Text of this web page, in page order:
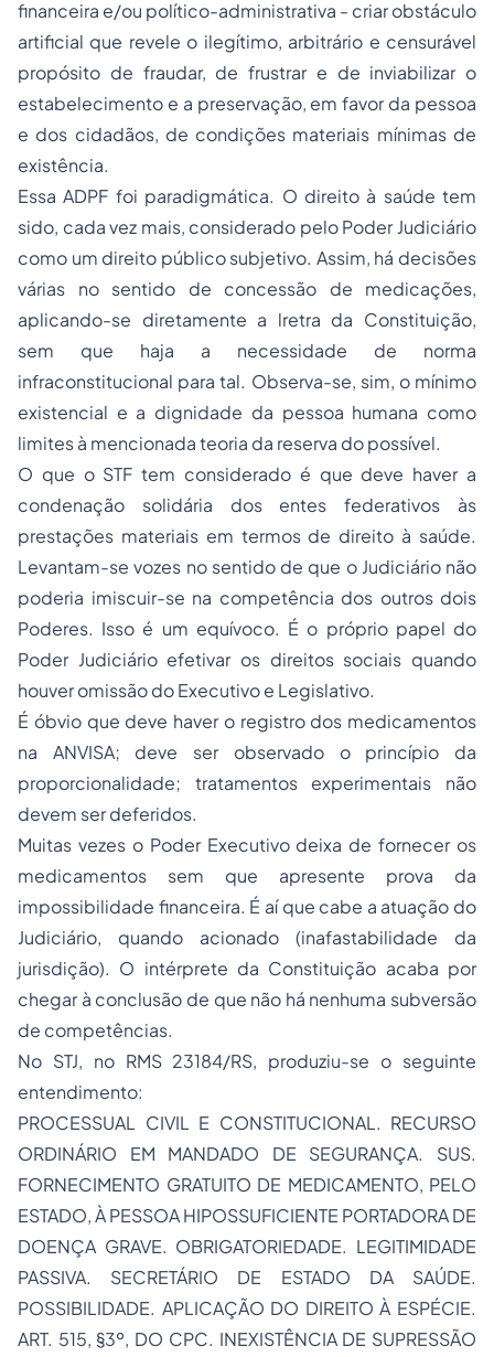
financeira e/ou político-administrativa - criar obstáculo
artificial que revele o ilegítimo, arbitrário e censurável
propósito de fraudar, de frustrar e de inviabilizar o
estabelecimento e a preservação, em favor da pessoa
e dos cidadãos, de condições materiais mínimas de
existência.
Essa ADPF foi paradigmática. O direito à saúde tem
sido, cada vez mais, considerado pelo Poder Judiciário
como um direito público subjetivo. Assim, há decisões
várias no sentido de concessão de medicações,
aplicando-se diretamente a lretra da Constituição,
sem que haja a necessidade de norma
infraconstitucional para tal. Observa-se, sim, o mínimo
existencial e a dignidade da pessoa humana como
limites à mencionada teoria da reserva do possível.
O que o STF tem considerado é que deve haver a
condenação solidária dos entes federativos às
prestações materiais em termos de direito à saúde.
Levantam-se vozes no sentido de que o Judiciário não
poderia imiscuir-se na competência dos outros dois
Poderes. Isso é um equívoco. É o próprio papel do
Poder Judiciário efetivar os direitos sociais quando
houver omissão do Executivo e Legislativo.
É óbvio que deve haver o registro dos medicamentos
na ANVISA; deve ser observado o princípio da
proporcionalidade; tratamentos experimentais não
devem ser deferidos.
Muitas vezes o Poder Executivo deixa de fornecer os
medicamentos sem que apresente prova da
impossibilidade financeira. É aí que cabe a atuação do
Judiciário, quando acionado (inafastabilidade da
jurisdição). O intérprete da Constituição acaba por
chegar à conclusão de que não há nenhuma subversão
de competências.
No STJ, no RMS 23184/RS, produziu-se o seguinte
entendimento:
PROCESSUAL CIVIL E CONSTITUCIONAL. RECURSO
ORDINÁRIO EM MANDADO DE SEGURANÇA. SUS.
FORNECIMENTO GRATUITO DE MEDICAMENTO, PELO
ESTADO, À PESSOA HIPOSSUFICIENTE PORTADORA DE
DOENÇA GRAVE. OBRIGATORIEDADE. LEGITIMIDADE
PASSIVA. SECRETÁRIO DE ESTADO DA SAÚDE.
POSSIBILIDADE. APLICAÇÃO DO DIREITO À ESPÉCIE.
ART. 515, §3º, DO CPC. INEXISTÊNCIA DE SUPRESSÃO